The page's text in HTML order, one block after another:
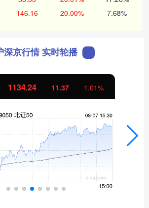
146.16 20.00% 7.68%
深京行情 实时轮播
1134.24 11.37 1.01%